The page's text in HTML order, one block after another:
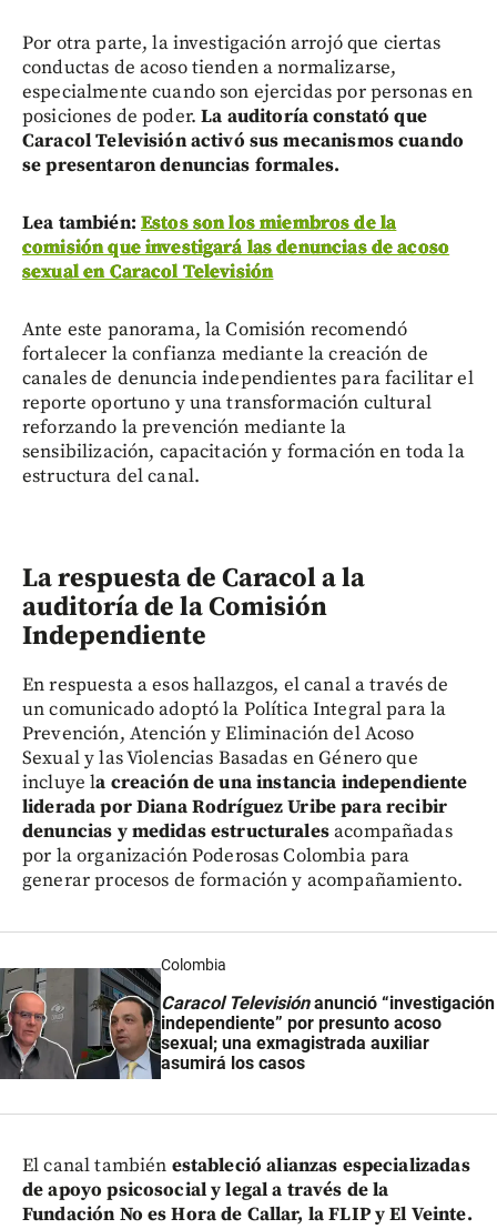
Por otra parte, la investigación arrojó que ciertas
conductas de acoso tienden a normalizarse,
especialmente cuando son ejercidas por personas en
posiciones de poder.La auditoría constató que
Caracol Televisión activó sus mecanismos cuando
se presentaron denuncias formales.
Lea también: Estos son los miembros de la
comisión que investigará las denuncias de acoso
sexual en Caracol Televisión
Ante este panorama, la Comisión recomendó
fortalecer la confianza mediante la creación de
canales de denuncia independientes para facilitar el
reporte oportuno y una transformación cultural
reforzando la prevención mediante la
sensibilización, capacitación y formación en toda la
estructura del canal.
La respuesta de Caracol a la
auditoría de la Comisión
Independiente
En respuesta a esos hallazgos, el canal a través de
un comunicado adoptó la Política Integral para la
Prevención, Atención y Eliminación del Acoso
Sexual y las Violencias Basadas en Género que
incluye la creación de una instancia independiente
liderada por Diana Rodríguez Uribe para recibir
denuncias y medidas estructuralesacompañadas
por la organización Poderosas Colombia para
generar procesos de formación y acompañamiento.
Colombia
Caracol Televisiónanunció “investigación
independiente” por presunto acoso
sexual; una exmagistrada auxiliar
asumirá los casos
El canal también estableció alianzas especializadas
de apoyo psicosocial y legal a través de la
Fundación No es Hora de Callar, la FLIP y El Veinte.